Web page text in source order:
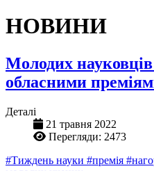
НОВИНИ
Молодих
обласними
Деталі
21 травня 2022
Перегляди: 2473
#Тиждень науки #премія